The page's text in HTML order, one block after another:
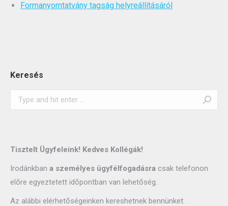
Formanyomtatvány tagság helyreállításáról
Keresés
Search:
Tisztelt Ügyfeleink! Kedves Kollégák!
Irodánkban a személyes ügyfélfogadásra csak telefonon
előre egyeztetett időpontban van lehetőség.
Az alábbi elérhetőségeinken kereshetnek bennünket: